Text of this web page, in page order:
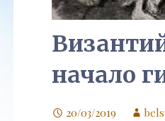
начало
20/03/2019